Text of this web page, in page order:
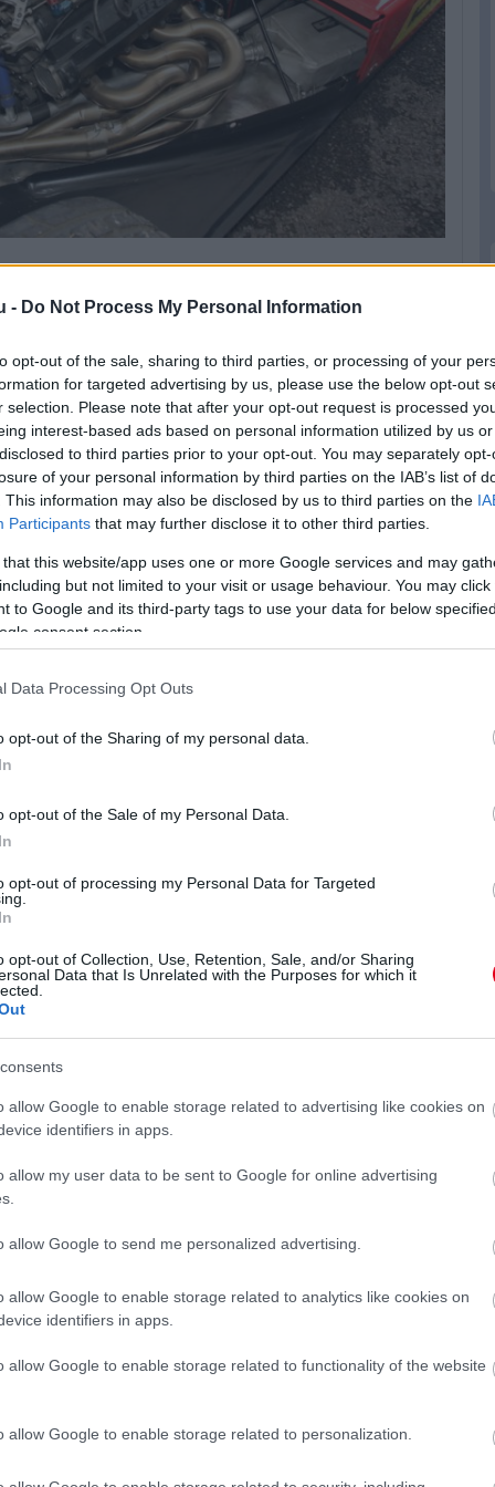
- Do Not Process My Personal Information
opt-out of the sale, sharing to third parties, or processing of your
for targeted advertising by us, please use the below opt-out
selection. Please note that after your opt-out request is processed
interest-based ads based on personal information utilized by us
to third parties prior to your opt-out. You may separately
of your personal information by third parties on the IAB’s list of
This information may also be disclosed by us to third parties on the
Participants that may further disclose it to other third parties.
that this website/app uses one or more Google services and may
but not limited to your visit or usage behaviour. You may
to Google and its third-party tags to use your data for below
consent section.
Data Processing Opt Outs
opt-out of the Sharing of my personal data.
opt-out of the Sale of my Personal Data.
opt-out of processing my Personal Data for Targeted
opt-out of Collection, Use, Retention, Sale, and/or Sharing
Data that Is Unrelated with the Purposes for which it
allow Google to enable storage related to advertising like cookies on
identifiers in apps.
allow my user data to be sent to Google for online advertising
allow Google to send me personalized advertising.
allow Google to enable storage related to analytics like cookies on
identifiers in apps.
allow Google to enable storage related to functionality of the website
allow Google to enable storage related to personalization.
terveit eladni, így év végére feladta a
fogja indítani az 1990-es szezonban.
név családnevének angol megfelelője –,
volt meg a megfelelő felszerelése saját
másik az F1-re teljesen alkalmatlan olasz
First Racing kasztnija, mellyel az 1989-es
jutottak el vele.
Richard Divila tervei alapján építettek
autót, figyelmeztette a súlyos
nem vettek ezekről tudomást. Divila ezt
majd időzített bombának
készülő pilótákat, hogy bele ne
úton igyekezett elérni, hogy a nevét
koporsóval kapcsolatban. Ez lett
az időközben Life F35-re keresztelt W12-
az autóba applikálni, Life L190-nek
egy motorral, tesztek és tartalék-alkatrészek
W12 ráadásul hihetetlenül gyengének